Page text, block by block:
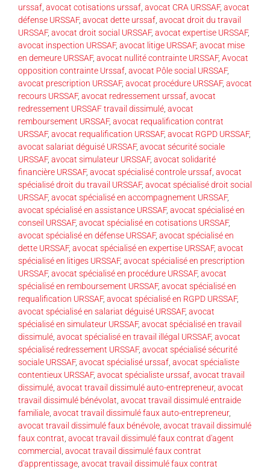
urssaf avocat cotisations urssaf avocat CRA URSSAF, avocat
défense URSSAF, avocat dette urssaf avocat droit du travail
URSSAF, avocat droit social URSSAF, avocat expertise URSSAF,
avocat inspection URSSAF, avocat litige URSSAF, avocat mise
en demeure URSSAF, avocat nullité contrainte URSSAF, Avocat
opposition contrainte Urssaf avocat Pôle social URSSAF,
avocat prescription URSSAF, avocat procédure URSSAF, avocat
recours URSSAF, avocat redressement urssaf avocat
redressement URSSAF travail dissimulé avocat
remboursement URSSAF, avocat requalification contrat
URSSAF, avocat requalification URSSAF, avocat RGPD URSSAF,
avocat salariat déguisé URSSAF, avocat sécurité sociale
URSSAF, avocat simulateur URSSAF, avocat solidarité
financière URSSAF, avocat spécialisé controle urssaf avocat
spécialisé droit du travail URSSAF, avocat spécialisé droit social
URSSAF, avocat spécialisé en accompagnement URSSAF,
avocat spécialisé en assistance URSSAF, avocat spécialisé en
conseil URSSAF, avocat spécialisé en cotisations URSSAF,
avocat spécialisé en défense URSSAF, avocat spécialisé en
dette URSSAF, avocat spécialisé en expertise URSSAF, avocat
spécialisé en litiges URSSAF, avocat spécialisé en prescription
URSSAF, avocat spécialisé en procédure URSSAF, avocat
spécialisé en remboursement URSSAF, avocat spécialisé en
requalification URSSAF, avocat spécialisé en RGPD URSSAF,
avocat spécialisé en salariat déguisé URSSAF, avocat
spécialisé en simulateur URSSAF, avocat spécialisé en travail
dissimulé avocat spécialisé en travail illégal URSSAF, avocat
spécialisé redressement URSSAF, avocat spécialisé sécurité
sociale URSSAF, avocat spécialisé urssaf avocat spécialiste
contentieux URSSAF, avocat spécialiste urssaf avocat travail
dissimulé avocat travail dissimulé auto-entrepreneur, avocat
travail dissimulé bénévolat avocat travail dissimulé entraide
familiale avocat travail dissimulé faux auto-entrepreneur,
avocat travail dissimulé faux bénévole avocat travail dissimulé
faux contrat avocat travail dissimulé faux contrat d'agent
commercial
avocat travail dissimulé faux contrat
d'apprentissage avocat travail dissimulé faux contrat